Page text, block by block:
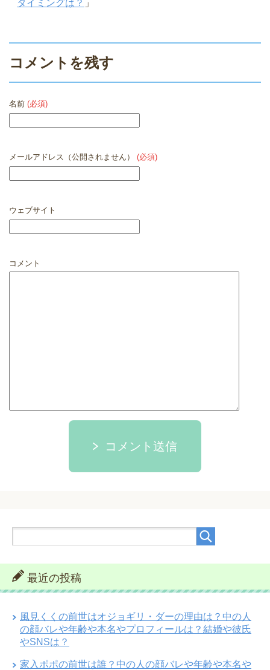
タイミングは？ 」
コメントを残す
名前 (必須)
メールアドレス（公開されません） (必須)
ウェブサイト
コメント
コメント送信
最近の投稿
風見くくの前世はオジョギリ・ダーの理由は？中の人
の顔バレや年齢や本名やプロフィールは？結婚や彼氏
やSNSは？
家入ポポの前世は誰？中の人の顔バレや年齢や本名や